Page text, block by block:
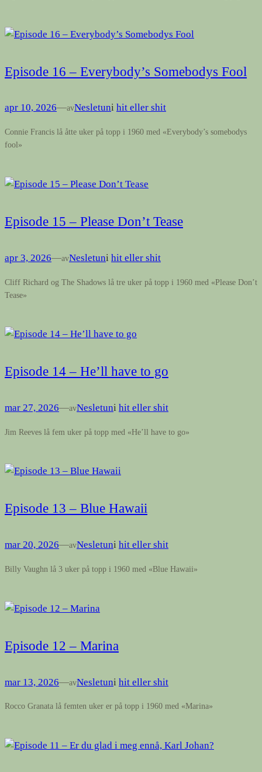
Episode 16 – Everybody’s Somebodys Fool
apr 10, 2026—avNesletuni hit eller shit
Connie Francis lå åtte uker på topp i 1960 med «Everybody’s somebodys
fool»
Episode 15 – Please Don’t Tease
apr 3, 2026—avNesletuni hit eller shit
Cliff Richard og The Shadows lå tre uker på topp i 1960 med «Please Don’t
Tease»
Episode 14 – He’ll have to go
mar 27, 2026—avNesletuni hit eller shit
Jim Reeves lå fem uker på topp med «He’ll have to go»
Episode 13 – Blue Hawaii
mar 20, 2026—avNesletuni hit eller shit
Billy Vaughn lå 3 uker på topp i 1960 med «Blue Hawaii»
Episode 12 – Marina
mar 13, 2026—avNesletuni hit eller shit
Rocco Granata lå femten uker er på topp i 1960 med «Marina»